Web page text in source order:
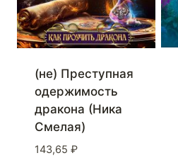
(не) Преступная
одержимость
дракона (Ника
Смелая)
143,65 ₽